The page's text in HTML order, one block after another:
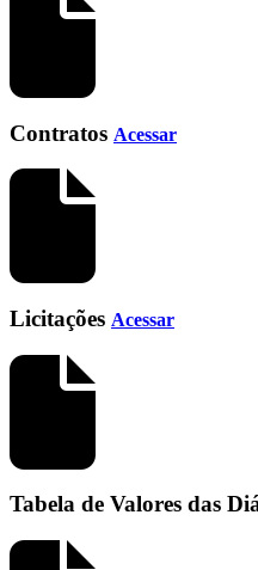
Contratos Acessar
Licitações Acessar
Tabela de Valores das